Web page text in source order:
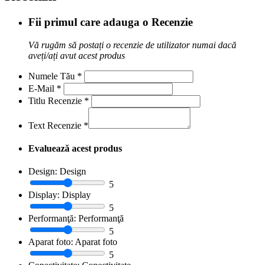
Fii primul care adauga o Recenzie
Vă rugăm să postați o recenzie de utilizator numai dacă
aveți/ați avut acest produs
Numele Tău *
E-Mail *
Titlu Recenzie *
Text Recenzie *
Evaluează acest produs
Design: Design
5
Display: Display
5
Performanţă: Performanţă
5
Aparat foto: Aparat foto
5